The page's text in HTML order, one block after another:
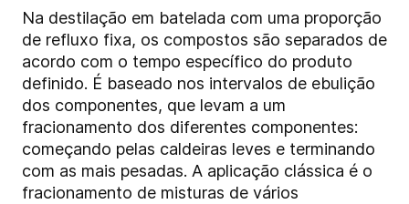
Na destilação em batelada com uma proporção
de refluxo fixa, os compostos são separados de
acordo com o tempo específico do produto
definido. É baseado nos intervalos de ebulição
dos componentes, que levam a um
fracionamento dos diferentes componentes:
começando pelas caldeiras leves e terminando
com as mais pesadas. A aplicação clássica é o
fracionamento de misturas de vários